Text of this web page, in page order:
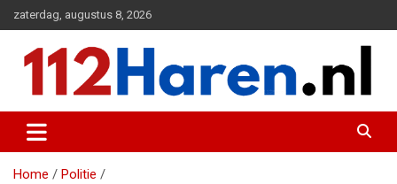
naar
inhoud
zaterdag, augustus 8, 2026
112 Haren.nl
Home
Politie